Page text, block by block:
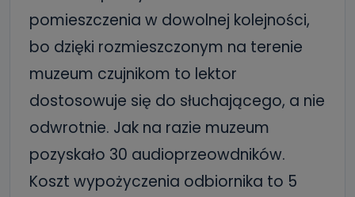
pomieszczenia w dowolnej kolejności,
bo dzięki rozmieszczonym na terenie
muzeum czujnikom to lektor
dostosowuje się do słuchającego, a nie
odwrotnie. Jak na razie muzeum
pozyskało 30 audioprzeowdników.
Koszt wypożyczenia odbiornika to 5